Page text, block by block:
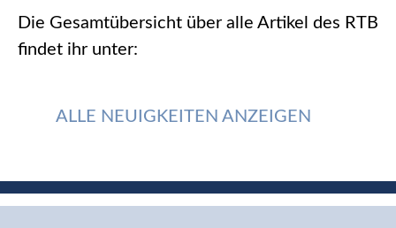
Die Gesamtübersicht über alle Artikel des RTB
findet ihr unter:
ALLE NEUIGKEITEN ANZEIGEN